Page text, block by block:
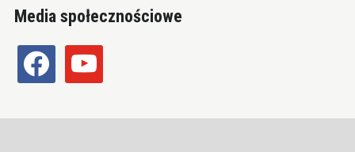
Media społecznościowe
facebook youtube